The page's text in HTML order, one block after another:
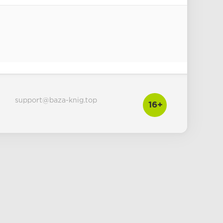
если больно
с действительным - факты важнее надежд
16+
support@baza-knig.top